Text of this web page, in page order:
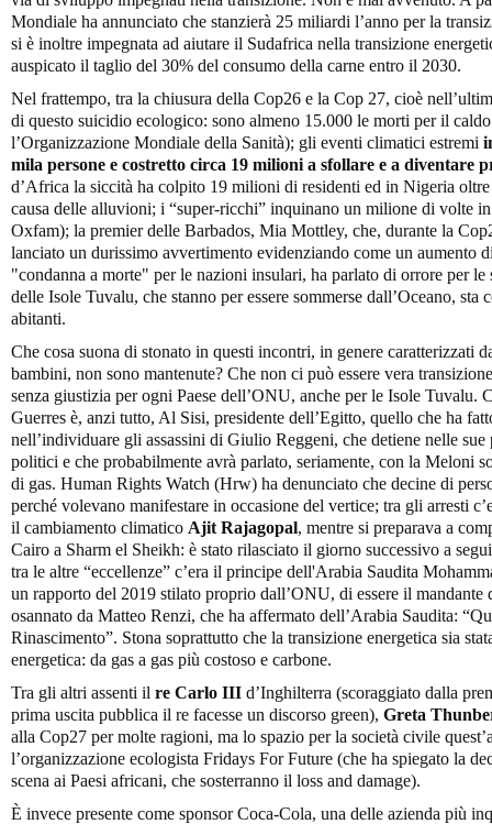
Mondiale ha annunciato che stanzierà 25 miliardi l’anno per la
si è inoltre impegnata ad aiutare il Sudafrica nella transizione
auspicato il taglio del 30% del consumo della carne entro il 2030.
Nel frattempo, tra la chiusura della Cop26 e la Cop 27, cioè
di questo suicidio ecologico: sono almeno 15.000 le morti per il
l’Organizzazione Mondiale della Sanità); gli eventi climatici estremi
mila persone e costretto circa 19 milioni a sfollare e a diventare
d’Africa la siccità ha colpito 19 milioni di residenti ed in Nigeria
causa delle alluvioni; i “super-ricchi” inquinano un milione di volte
Oxfam); la premier delle Barbados, Mia Mottley, che, durante la
lanciato un durissimo avvertimento evidenziando come un aumento
"condanna a morte" per le nazioni insulari, ha parlato di orrore per
delle Isole Tuvalu, che stanno per essere sommerse dall’Oceano,
abitanti.
Che cosa suona di stonato in questi incontri, in genere caratterizzati
bambini, non sono mantenute? Che non ci può essere vera
senza giustizia per ogni Paese dell’ONU, anche per le Isole Tuvalu.
Guerres è, anzi tutto, Al Sisi, presidente dell’Egitto, quello che ha
nell’individuare gli assassini di Giulio Reggeni, che detiene nelle
politici e che probabilmente avrà parlato, seriamente, con la Meloni
di gas. Human Rights Watch (Hrw) ha denunciato che decine di
perché volevano manifestare in occasione del vertice; tra gli arresti
il cambiamento climatico Ajit Rajagopal, mentre si preparava a
Cairo a Sharm el Sheikh: è stato rilasciato il giorno successivo a
tra le altre “eccellenze” c’era il principe dell'Arabia Saudita
un rapporto del 2019 stilato proprio dall’ONU, di essere il
osannato da Matteo Renzi, che ha affermato dell’Arabia Saudita:
Rinascimento”. Stona soprattutto che la transizione energetica sia
energetica: da gas a gas più costoso e carbone.
Tra gli altri assenti il re Carlo III d’Inghilterra (scoraggiato dalla
prima uscita pubblica il re facesse un discorso green), Greta
alla Cop27 per molte ragioni, ma lo spazio per la società civile
l’organizzazione ecologista Fridays For Future (che ha spiegato la
scena ai Paesi africani, che sosterranno il loss and damage).
È invece presente come sponsor Coca-Cola, una delle azienda più